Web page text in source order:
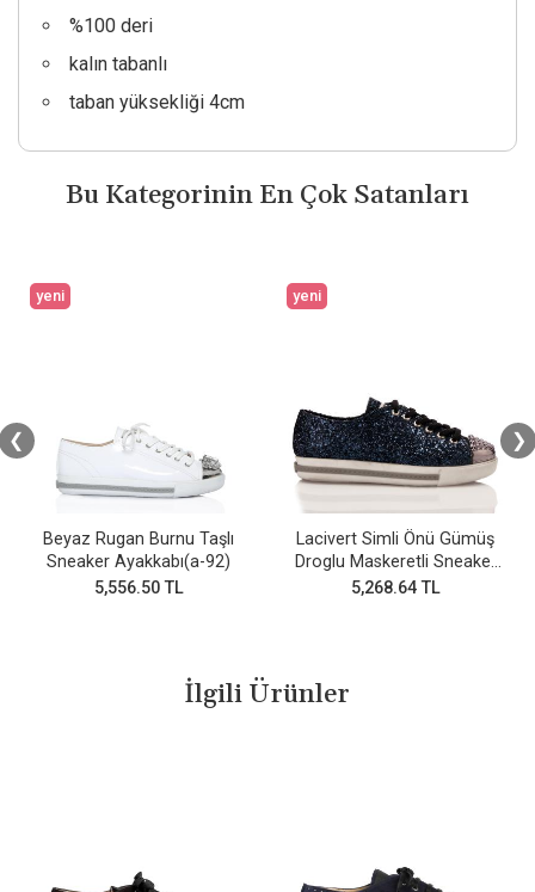
%100 deri
kalın tabanlı
taban yüksekliği 4cm
Bu Kategorinin En Çok Satanları
yeni
Beyaz Rugan Burnu Taşlı
Sneaker Ayakkabı(a-92)
5,556.50 TL
yeni
Lacivert Simli Önü Gümüş
Droglu Maskeretli Sneaker
Ayakkabı
5,268.64 TL
❮ ❯
İlgili Ürünler